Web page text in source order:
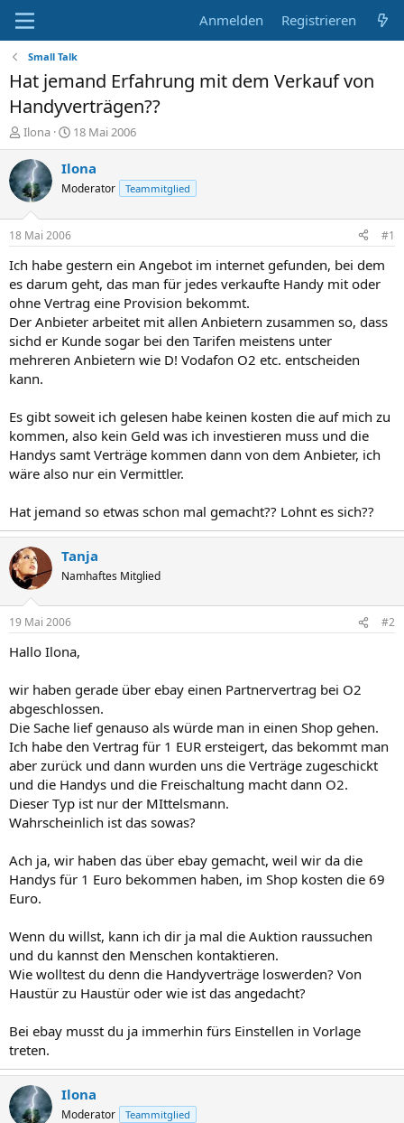
Anmelden Registrieren
Small Talk
Hat jemand Erfahrung mit dem Verkauf von
Handyverträgen??
E
r
s
t
e
e
r
Ilona
E
r
s
e
t
a
m
18 Mai 2006
Ilona
Moderator Teammitglied
18 Mai 2006 #1
Ich habe gestern ein Angebot im internet gefunden, bei dem
es darum geht, das man für jedes verkaufte Handy mit oder
ohne Vertrag eine Provision bekommt.
Der Anbieter arbeitet mit allen Anbietern zusammen so, dass
sichd er Kunde sogar bei den Tarifen meistens unter
mehreren Anbietern wie D! Vodafon O2 etc. entscheiden
kann.
Es gibt soweit ich gelesen habe keinen kosten die auf mich zu
kommen, also kein Geld was ich investieren muss und die
Handys samt Verträge kommen dann von dem Anbieter, ich
wäre also nur ein Vermittler.
Hat jemand so etwas schon mal gemacht?? Lohnt es sich??
Tanja
Namhaftes Mitglied
19 Mai 2006 #2
Hallo Ilona,
wir haben gerade über ebay einen Partnervertrag bei O2
abgeschlossen.
Die Sache lief genauso als würde man in einen Shop gehen.
Ich habe den Vertrag für 1 EUR ersteigert, das bekommt man
aber zurück und dann wurden uns die Verträge zugeschickt
und die Handys und die Freischaltung macht dann O2.
Dieser Typ ist nur der MIttelsmann.
Wahrscheinlich ist das sowas?
Ach ja, wir haben das über ebay gemacht, weil wir da die
Handys für 1 Euro bekommen haben, im Shop kosten die 69
Euro.
Wenn du willst, kann ich dir ja mal die Auktion raussuchen
und du kannst den Menschen kontaktieren.
Wie wolltest du denn die Handyverträge loswerden? Von
Haustür zu Haustür oder wie ist das angedacht?
Bei ebay musst du ja immerhin fürs Einstellen in Vorlage
treten.
Ilona
Moderator Teammitglied